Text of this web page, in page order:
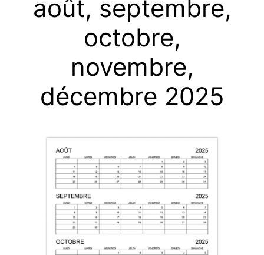
août, septembre,
octobre,
novembre,
décembre 2025